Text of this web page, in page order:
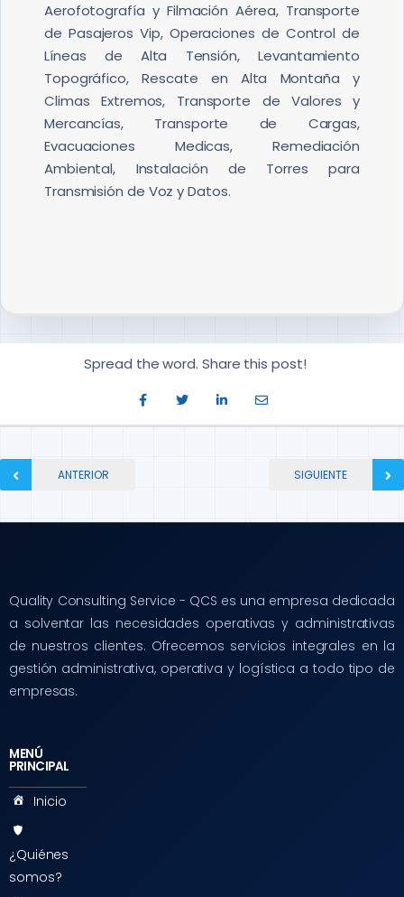
Aerofotografía y Filmación Aérea, Transporte
de Pasajeros Vip, Operaciones de Control de
Líneas de Alta Tensión, Levantamiento
Topográfico, Rescate en Alta Montaña y
Climas Extremos, Transporte de Valores y
Mercancías, Transporte de Cargas,
Evacuaciones Medicas, Remediación
Ambiental, Instalación de Torres para
Transmisión de Voz y Datos.
Spread the word. Share this post!
ANTERIOR SIGUIENTE
Quality Consulting Service - QCS es una empresa dedicada
a solventar las necesidades operativas y administrativas
de nuestros clientes. Ofrecemos servicios integrales en la
gestión administrativa, operativa y logística a todo tipo de
empresas.
MENÚ
PRINCIPAL
Inicio
¿Quiénes
somos?